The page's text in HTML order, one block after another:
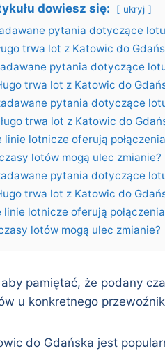
dowiesz się: ukryj
pytania dotyczące
trwa lot z Katowic do
pytania dotyczące
trwa lot z Katowic do
pytania dotyczące
trwa lot z Katowic do
linie lotnicze oferują
lotów mogą ulec zmianie?
pytania dotyczące
trwa lot z Katowic do
linie lotnicze oferują
lotów mogą ulec zmianie?
pamiętać, że podany
u konkretnego
do Gdańska jest